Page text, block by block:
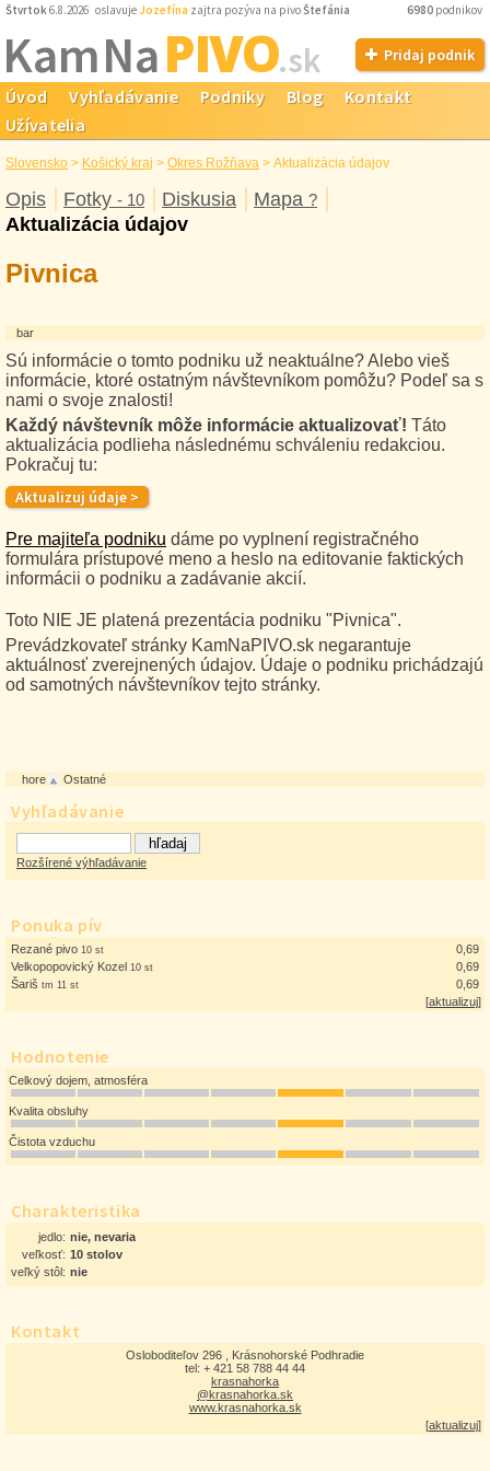
Štvrtok6.8.2026 oslavuje Jozefína zajtra pozýva na pivoŠtefánia 6980 podnikov
Kam NaPIVO.sk Pridaj podnik
Úvod Vyhľadávanie Podniky Blog
Kontakt
Užívatelia
Slovensko > Košický kraj > Okres Rožňava > Aktualizácia údajov
Opis Fotky - 10 Diskusia Mapa ?
Aktualizácia údajov
Vyhľadávanie
Rozšírené výhľadávanie
Ponuka pív
Rezané pivo 10 st
0,69
Velkopopovický Kozel 10 st
0,69
Šariš tm 11 st
0,69
[aktualizuj]
Hodnotenie
Celkový dojem, atmosféra
Kvalita obsluhy
Čistota vzduchu
Charakteristika
jedlo: nie, nevaria
veľkosť: 10 stolov
veľký stôl: nie
Kontakt
Osloboditeľov 296 , Krásnohorské Podhradie
tel: + 421 58 788 44 44
krasnahorka
@krasnahorka.sk
www.krasnahorka.sk
[aktualizuj]
Pivnica
bar
Sú informácie o tomto podniku už neaktuálne? Alebo vieš
informácie, ktoré ostatným návštevníkom pomôžu? Podeľ sa s
nami o svoje znalosti!
Každý návštevník môže informácie aktualizovať! Táto
aktualizácia podlieha následnému schváleniu redakciou.
Pokračuj tu:
Pre majiteľa podniku dáme po vyplnení registračného
formulára prístupové meno a heslo na editovanie faktických
informácii o podniku a zadávanie akcií.
Toto NIE JE platená prezentácia podniku "Pivnica".
Prevádzkovateľ stránky KamNaPIVO.sk negarantuje
aktuálnosť zverejnených údajov. Údaje o podniku prichádzajú
od samotných návštevníkov tejto stránky.
hore Ostatné